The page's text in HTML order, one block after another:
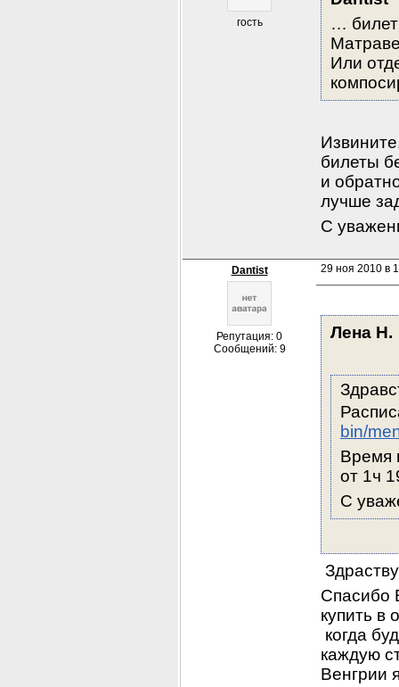
гость
… билет
Или
билеты
и
лучше
С
Dantist
Репутация: 0
Сообщений: 9
29 ноя 2010 в
Лена Н.
bin/
Время
от 1ч
С
Спасибо
купить в
когда
каждую
Венгрии